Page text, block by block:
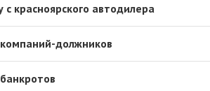
красноярского автодилера
должников